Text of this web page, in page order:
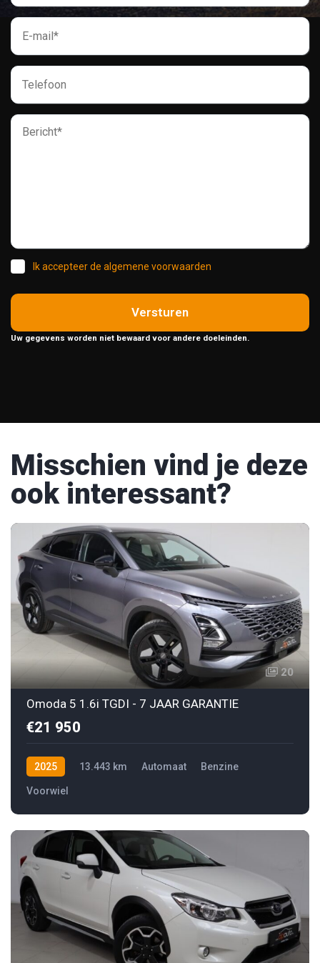
Ik accepteer de algemene voorwaarden
Versturen
Uw gegevens worden niet bewaard voor andere doeleinden.
Misschien vind je deze
ook interessant?
20
Omoda 5 1.6i TGDI - 7 JAAR GARANTIE
€21 950
2025 13.443 km Automaat Benzine
Voorwiel